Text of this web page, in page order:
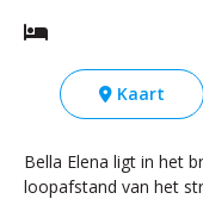
Kaart
Bella Elena ligt in het
loopafstand van het